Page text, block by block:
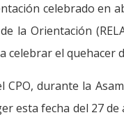
celebrado en
la Orientación
celebrar el
CPO, durante la
esta fecha del 27